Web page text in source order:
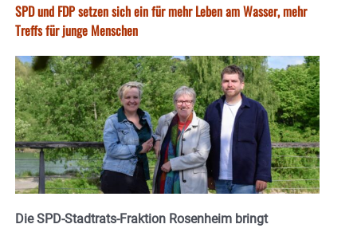
SPD und FDP setzen sich ein für mehr Leben am Wasser, mehr
Treffs für junge Menschen
Die SPD-Stadtrats-Fraktion Rosenheim bringt